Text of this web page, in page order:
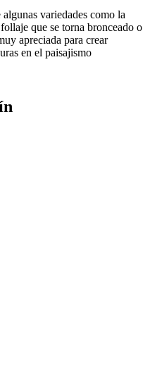
variedades como la
que se torna bronceado o
apreciada para crear
en el paisajismo